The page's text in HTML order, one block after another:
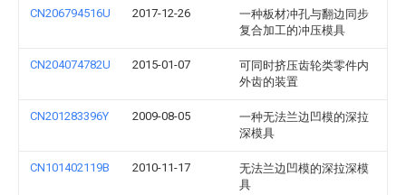
CN206794516U 2017-12-26
一种板材冲孔与翻边同步
复合加工的冲压模具
CN204074782U 2015-01-07
可同时挤压齿轮类零件内
外齿的装置
CN201283396Y 2009-08-05
一种无法兰边凹模的深拉
深模具
CN101402119B 2010-11-17
无法兰边凹模的深拉深模
具